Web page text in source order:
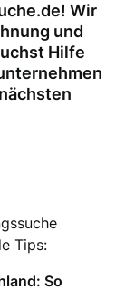
Wir
und
Hilfe
Tips:
So